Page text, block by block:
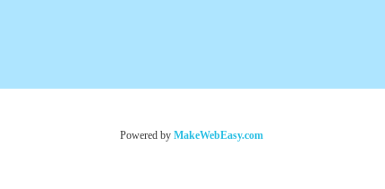
Powered by MakeWebEasy.com